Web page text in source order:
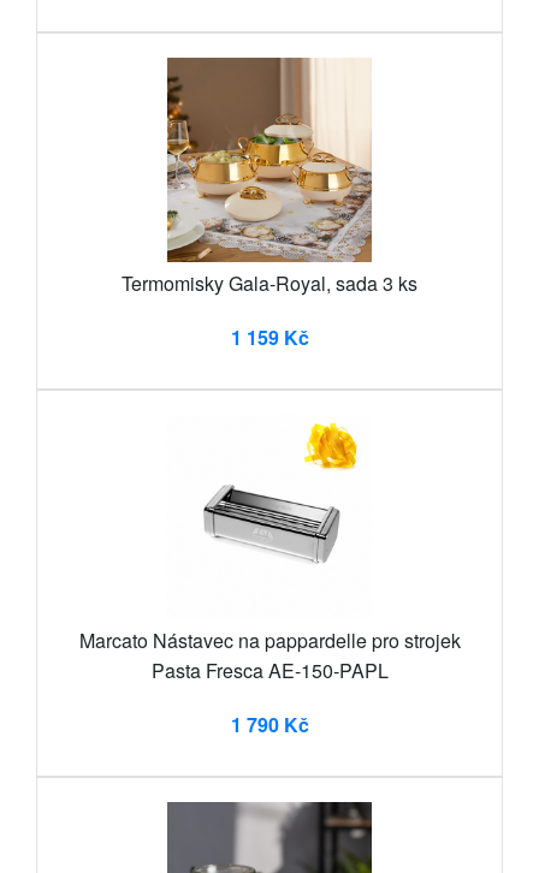
Termomisky Gala-Royal, sada 3 ks
1 159 Kč
Marcato Nástavec na pappardelle pro strojek
Pasta Fresca AE-150-PAPL
1 790 Kč